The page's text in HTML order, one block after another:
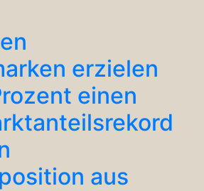
erzielen
einen
aus